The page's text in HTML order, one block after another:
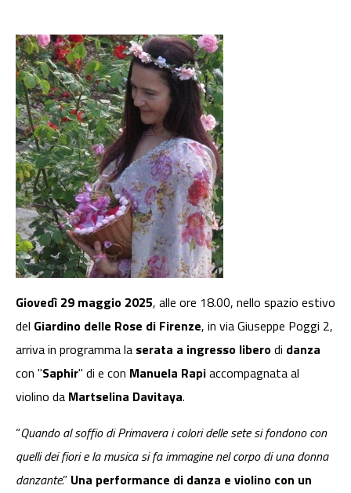
Giovedì 29 maggio 2025, alle ore 18.00, nello spazio estivo
del Giardino delle Rose di Firenze, in via Giuseppe Poggi 2,
arriva in programma la serata a ingresso liberodi danza
con "Saphir" di e con Manuela Rapiaccompagnata al
violino da Martselina Davitaya.
“Quando al soffio di Primavera i colori delle sete si fondono con
quelli dei fiori e la musica si fa immagine nel corpo di una donna
danzante.” Una performance di danza e violino con un